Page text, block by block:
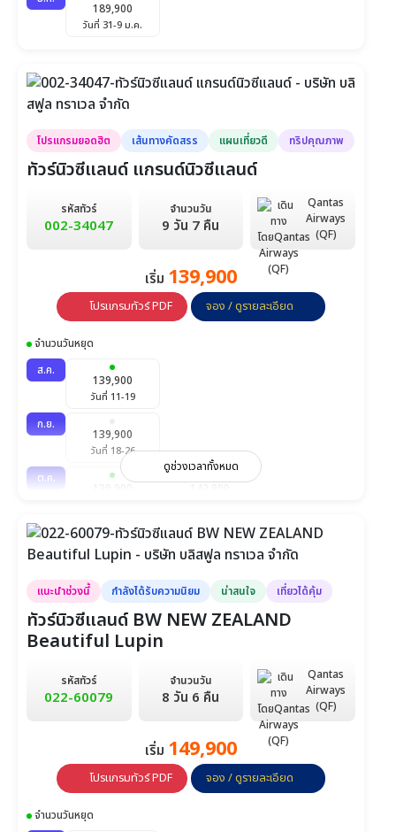
189,900
วันที่ 31-9 ม.ค.
โปรแกรมยอดฮิต เส้นทางคัดสรร แผนเที่ยวดี ทริปคุณภาพ
ทัวร์นิวซีแลนด์ แกรนด์นิวซีแลนด์
รหัสทัวร์
002-34047
จำนวนวัน
9 วัน 7 คืน
Qantas
Airways
(QF)
เริ่ม 139,900
โปรแกรมทัวร์ PDF จอง / ดูรายละเอียด
จำนวนวันหยุด
ส.ค.
139,900
วันที่ 11-19
ก.ย.
139,900
วันที่ 18-26
ต.ค.
พ.ย.
142,900
วันที่ 14-22
ธ.ค.
142,900
วันที่ 3-11
155,900
วันที่ 26-3 ม.ค.
ก.พ.
142,900
มี.ค.
142,900
ดูช่วงเวลาทั้งหมด
แนะนำช่วงนี้ กำลังได้รับความนิยม น่าสนใจ เที่ยวได้คุ้ม
ทัวร์นิวซีแลนด์ BW NEW ZEALAND
Beautiful Lupin
รหัสทัวร์
022-60079
จำนวนวัน
8 วัน 6 คืน
Qantas
Airways
(QF)
เริ่ม 149,900
โปรแกรมทัวร์ PDF จอง / ดูรายละเอียด
จำนวนวันหยุด